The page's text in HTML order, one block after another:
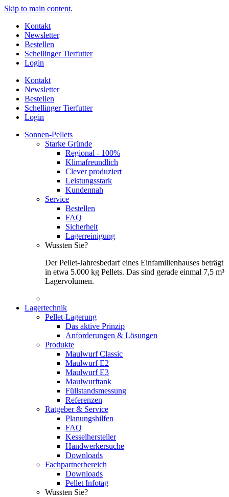
Skip to main content.
Kontakt
Newsletter
Bestellen
Schellinger Tierfutter
Login
Kontakt
Newsletter
Bestellen
Schellinger Tierfutter
Login
Sonnen-Pellets
Starke Gründe
Regional - 100%
Klimafreundlich
Clever produziert
Leistungsstark
Kundennah
Service
Bestellen
FAQ
Sicherheit
Lagerreinigung
Wussten Sie?
Der Pellet-Jahresbedarf eines Einfamilienhauses beträgt
in etwa 5.000 kg Pellets. Das sind gerade einmal 7,5 m³
Lagervolumen.
Lagertechnik
Pellet-Lagerung
Das aktive Prinzip
Anforderungen & Lösungen
Produkte
Maulwurf Classic
Maulwurf E2
Maulwurf E3
Maulwurftank
Füllstandsmessung
Referenzen
Ratgeber & Service
Planungshilfen
FAQ
Kesselhersteller
Handwerkersuche
Downloads
Fachpartnerbereich
Downloads
Pellet Infotag
Wussten Sie?